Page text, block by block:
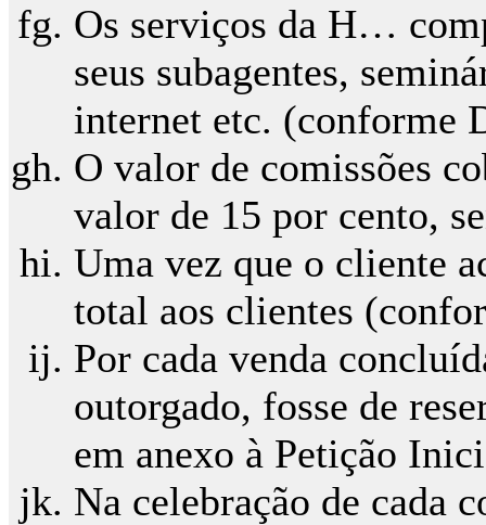
Os serviços da H…
seus subagentes,
internet etc. (conforme
O valor de comissões
valor de 15 por cento,
Uma vez que o cliente
total aos clientes
Por cada venda
outorgado, fosse de
em anexo à Petição
Na celebração de cada